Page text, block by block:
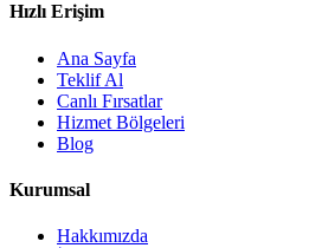
Hızlı Erişim
Ana Sayfa
Teklif Al
Canlı Fırsatlar
Hizmet Bölgeleri
Blog
Kurumsal
Hakkımızda